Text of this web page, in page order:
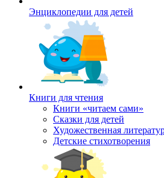
Энциклопедии для детей
Книги для чтения
Книги «читаем сами»
Сказки для детей
Художественная
Детские стихотворения